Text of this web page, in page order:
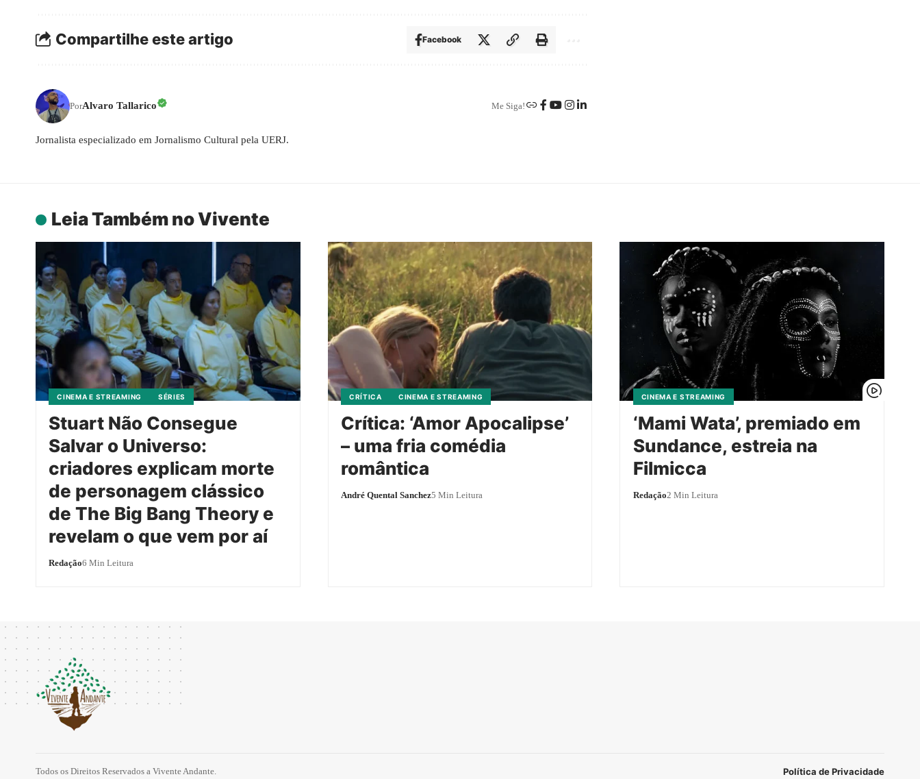
Compartilhe este artigo Facebook
PorAlvaro Tallarico Me Siga!
Jornalista especializado em Jornalismo Cultural pela UERJ.
Leia Também no Vivente
CINEMA E STREAMING SÉRIES
Stuart Não Consegue
Salvar o Universo:
criadores explicam morte
de personagem clássico
de The Big Bang Theory e
revelam o que vem por aí
Redação6 Min Leitura
CRÍTICA CINEMA E STREAMING
Crítica: ‘Amor Apocalipse’
– uma fria comédia
romântica
André Quental Sanchez5 Min Leitura
CINEMA E STREAMING
‘Mami Wata’, premiado em
Sundance, estreia na
Filmicca
Redação2 Min Leitura
Todos os Direitos Reservados a Vivente Andante. Política de Privacidade